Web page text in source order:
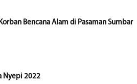
Bencana Alam di Pasaman Sumbar
Nyepi 2022